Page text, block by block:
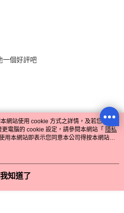
一個好評吧
網站使用 cookie 方式之詳情，及若您不希
電腦的 cookie 設定，請參閱本網站「 隱私
用本網站即表示您同意本公司得按本網站使
我知道了